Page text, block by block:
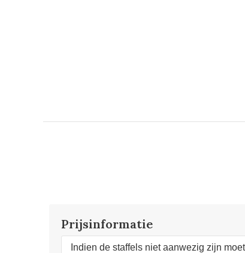
Prijsinformatie
Indien de staffels niet aanwezig zijn